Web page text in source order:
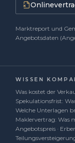
Marktreport und
Angebotsdaten
WISSEN
Was kostet der
Spekulationsfrist:
Welche Unterlagen
Maklervertrag: Was
Angebotspreis ·